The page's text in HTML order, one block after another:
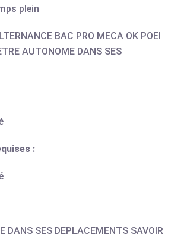
plein
BAC PRO MECA OK POEI
AUTONOME DANS SES
:
DANS SES DEPLACEMENTS SAVOIR